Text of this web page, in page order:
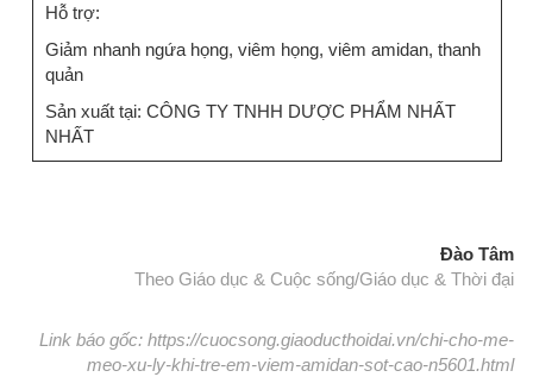
Hỗ trợ:
Giảm nhanh ngứa họng, viêm họng, viêm amidan, thanh
quản
Sản xuất tại: CÔNG TY TNHH DƯỢC PHẨM NHẤT
NHẤT
Đào Tâm
Theo Giáo dục & Cuộc sống/Giáo dục & Thời đại
Link báo gốc: https://cuocsong.giaoducthoidai.vn/chi-cho-me-
meo-xu-ly-khi-tre-em-viem-amidan-sot-cao-n5601.html